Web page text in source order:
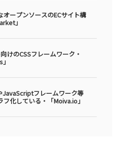
ープンソースのECサイト構
」
けのCSSフレームワーク・
JavaScriptフレームワーク等
化している・「Moiva.io」